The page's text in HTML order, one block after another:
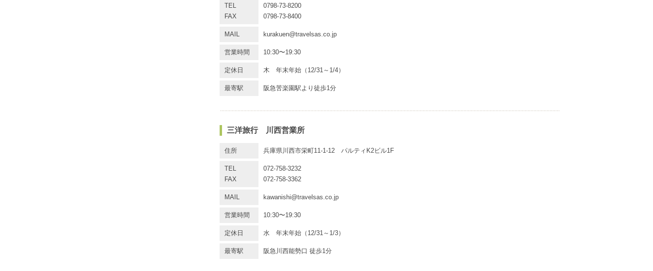
TEL
FAX
0798-73-8200
0798-73-8400
MAIL kurakuen@travelsas.co.jp
営業時間 10:30〜19:30
定休日 木 年末年始（12/31～1/4）
最寄駅 阪急苦楽園駅より徒歩1分
三洋旅行 川西営業所
住所 兵庫県川西市栄町11-1-12 パルティK2ビル1F
TEL
FAX
072-758-3232
072-758-3362
MAIL kawanishi@travelsas.co.jp
営業時間 10:30〜19:30
定休日 水 年末年始（12/31～1/3）
最寄駅 阪急川西能勢口 徒歩1分